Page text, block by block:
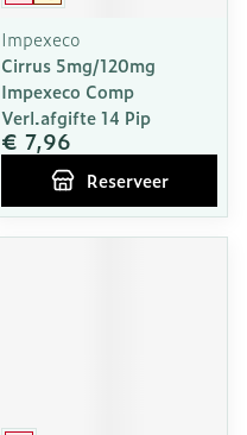
Impexeco
Cirrus 5mg/120mg
Impexeco Comp
Verl.afgifte 14 Pip
€ 7,96
Reserveer